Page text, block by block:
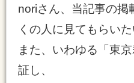
noriさん、当記事の掲
くの人に見てもらいた
また、いわゆる「東
証し、